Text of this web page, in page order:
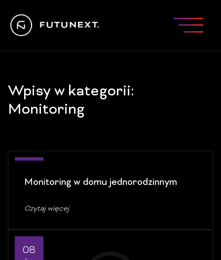
Wpisy w kategorii:
Monitoring
lip
Monitoring w domu jednorodzinnym
Czytaj więcej
08